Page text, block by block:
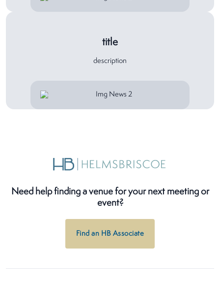
title
description
Need help finding a venue for your next meeting or
event?
Find an HB Associate